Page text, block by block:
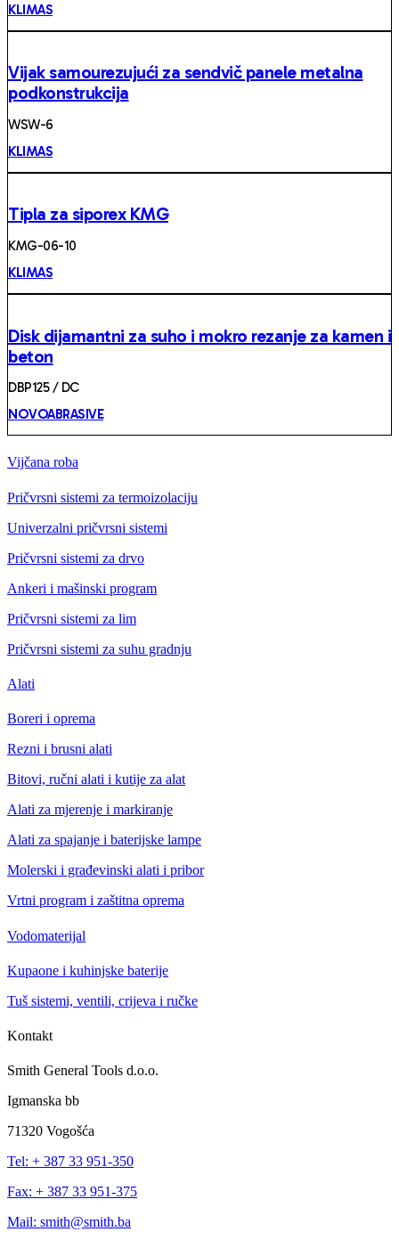
KLIMAS
Vijak samourezujući za sendvič panele metalna
podkonstrukcija
WSW-6
KLIMAS
Tipla za siporex KMG
KMG-06-10
KLIMAS
Disk dijamantni za suho i mokro rezanje za kamen i
beton
DBP125 / DC
NOVOABRASIVE
Vijčana roba
Pričvrsni sistemi za termoizolaciju
Univerzalni pričvrsni sistemi
Pričvrsni sistemi za drvo
Ankeri i mašinski program
Pričvrsni sistemi za lim
Pričvrsni sistemi za suhu gradnju
Alati
Boreri i oprema
Rezni i brusni alati
Bitovi, ručni alati i kutije za alat
Alati za mjerenje i markiranje
Alati za spajanje i baterijske lampe
Molerski i građevinski alati i pribor
Vrtni program i zaštitna oprema
Vodomaterijal
Kupaone i kuhinjske baterije
Tuš sistemi, ventili, crijeva i ručke
Kontakt
Smith General Tools d.o.o.
Igmanska bb
71320 Vogošća
Tel: + 387 33 951-350
Fax: + 387 33 951-375
Mail: smith@smith.ba